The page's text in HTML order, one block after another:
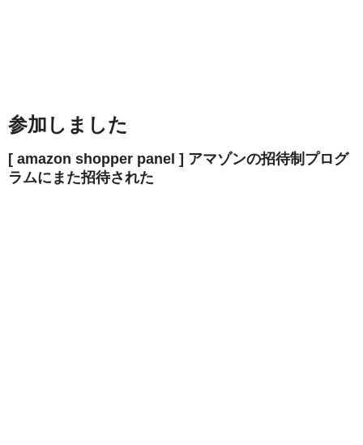
参加しました
[ amazon shopper panel ] アマゾンの招待制プログ
ラムにまた招待された